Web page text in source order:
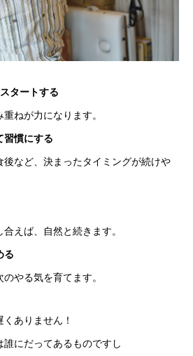
タートする
ねが力になります。
習慣にする
など、決まったタイミングが続けや
えば、自然と続きます。
る
やる気を育てます。
ありません！
にだってあるものですし